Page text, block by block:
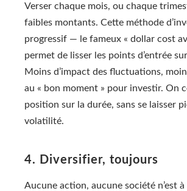
Verser chaque mois, ou chaque
faibles montants. Cette méthode
progressif — le fameux « dollar cost
permet de lisser les points d’entrée
Moins d’impact des fluctuations,
au « bon moment » pour investir. On
position sur la durée, sans se laisser
volatilité.
4. Diversifier, toujours
Aucune action, aucune société n’est à